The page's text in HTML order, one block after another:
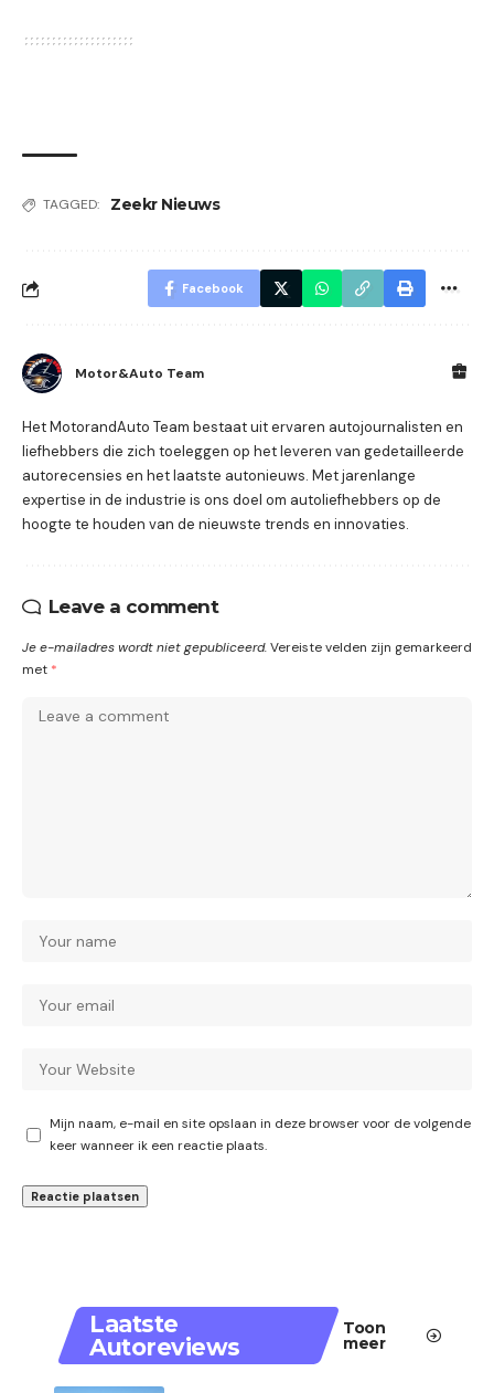
TAGGED: Zeekr Nieuws
Facebook
Motor&Auto Team
Het MotorandAuto Team bestaat uit ervaren autojournalisten en
liefhebbers die zich toeleggen op het leveren van gedetailleerde
autorecensies en het laatste autonieuws. Met jarenlange
expertise in de industrie is ons doel om autoliefhebbers op de
hoogte te houden van de nieuwste trends en innovaties.
Leave a comment
Je e-mailadres wordt niet gepubliceerd.Vereiste velden zijn gemarkeerd
met *
Mijn naam, e-mail en site opslaan in deze browser voor de volgende
keer wanneer ik een reactie plaats.
Laatste
Autoreviews
Toon
meer